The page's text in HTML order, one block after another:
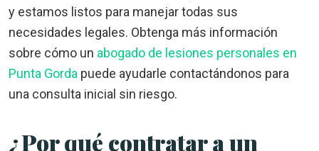
y estamos listos para manejar todas sus
necesidades legales. Obtenga más información
sobre cómo un abogado de lesiones personales en
Punta Gorda puede ayudarle contactándonos para
una consulta inicial sin riesgo.
¿Por qué contratar a un